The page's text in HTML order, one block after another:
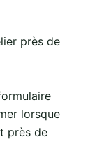
près de
lorsque
près de